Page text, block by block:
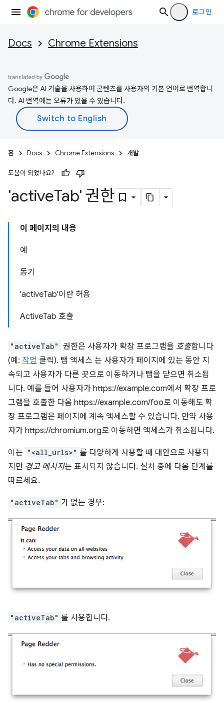
로그인
Docs Chrome Extensions
Google은 AI 기술을 사용하여 콘텐츠를 사용자의 기본 언어로 번역합니
다. AI 번역에는 오류가 있을 수 있습니다.
홈 Docs Chrome Extensions 개발
도움이 되었나요?
'activeTab' 권한
이 페이지의 내용
예
동기
'activeTab'이란 허용
ActiveTab 호출
"activeTab" 권한은 사용자가 확장 프로그램을 호출합니다
(예: 작업 클릭). 탭 액세스 는 사용자가 페이지에 있는 동안 지
속되고 사용자가 다른 곳으로 이동하거나 탭을 닫으면 취소됩
니다. 예를 들어 사용자가 https://example.com에서 확장 프로
그램을 호출한 다음 https://example.com/foo로 이동해도 확
장 프로그램은 페이지에 계속 액세스할 수 있습니다. 만약 사용
자가 https://chromium.org로 이동하면 액세스가 취소됩니다.
이는 "<all_urls>" 를 다양하게 사용할 때 대안으로 사용되
지만 경고 메시지는 표시되지 않습니다. 설치 중에 다음 단계를
따르세요.
"activeTab" 가 없는 경우:
"activeTab" 를 사용합니다.